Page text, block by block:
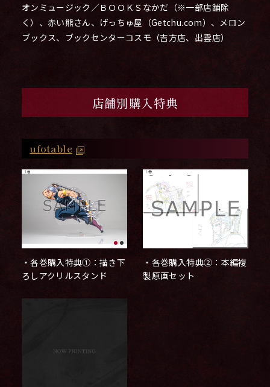
オンミュージック／ＢＯＯＫＳなかだ（※一部店舗除
く）、赤い熊さん、げっちゅ屋（Getchu.com）、メロン
ブックス、ブックセンターコスモ（吉方店、出雲店）
店舗別購入特典
ufotable
・各巻購入特典①：描き下
ろしアクリルスタンド
・各巻購入特典②：本編複
製原画セット